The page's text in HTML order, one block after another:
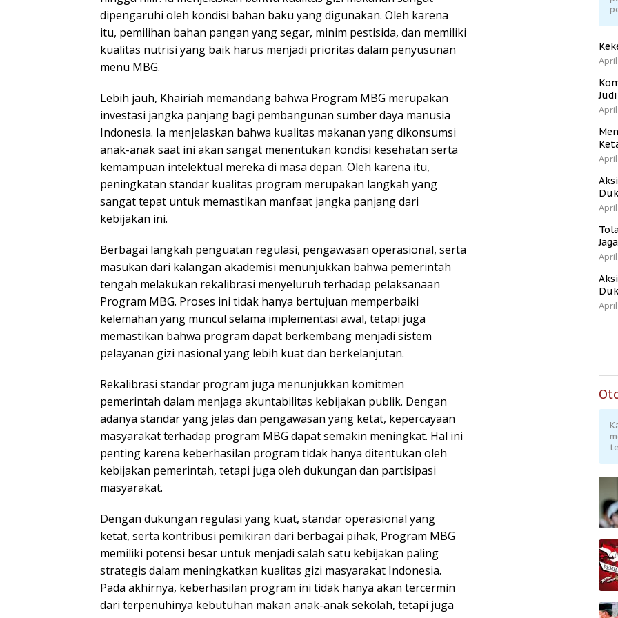
dipengaruhi oleh kondisi bahan baku yang digunakan. Oleh karena
itu, pemilihan bahan pangan yang segar, minim pestisida, dan memiliki
kualitas nutrisi yang baik harus menjadi prioritas dalam penyusunan
menu MBG.
Lebih jauh, Khairiah memandang bahwa Program MBG merupakan
investasi jangka panjang bagi pembangunan sumber daya manusia
Indonesia. Ia menjelaskan bahwa kualitas makanan yang dikonsumsi
anak-anak saat ini akan sangat menentukan kondisi kesehatan serta
kemampuan intelektual mereka di masa depan. Oleh karena itu,
peningkatan standar kualitas program merupakan langkah yang
sangat tepat untuk memastikan manfaat jangka panjang dari
kebijakan ini.
Berbagai langkah penguatan regulasi, pengawasan operasional, serta
masukan dari kalangan akademisi menunjukkan bahwa pemerintah
tengah melakukan rekalibrasi menyeluruh terhadap pelaksanaan
Program MBG. Proses ini tidak hanya bertujuan memperbaiki
kelemahan yang muncul selama implementasi awal, tetapi juga
memastikan bahwa program dapat berkembang menjadi sistem
pelayanan gizi nasional yang lebih kuat dan berkelanjutan.
Rekalibrasi standar program juga menunjukkan komitmen
pemerintah dalam menjaga akuntabilitas kebijakan publik. Dengan
adanya standar yang jelas dan pengawasan yang ketat, kepercayaan
masyarakat terhadap program MBG dapat semakin meningkat. Hal ini
penting karena keberhasilan program tidak hanya ditentukan oleh
kebijakan pemerintah, tetapi juga oleh dukungan dan partisipasi
masyarakat.
Dengan dukungan regulasi yang kuat, standar operasional yang
ketat, serta kontribusi pemikiran dari berbagai pihak, Program MBG
memiliki potensi besar untuk menjadi salah satu kebijakan paling
strategis dalam meningkatkan kualitas gizi masyarakat Indonesia.
Pada akhirnya, keberhasilan program ini tidak hanya akan tercermin
dari terpenuhinya kebutuhan makan anak-anak sekolah, tetapi juga